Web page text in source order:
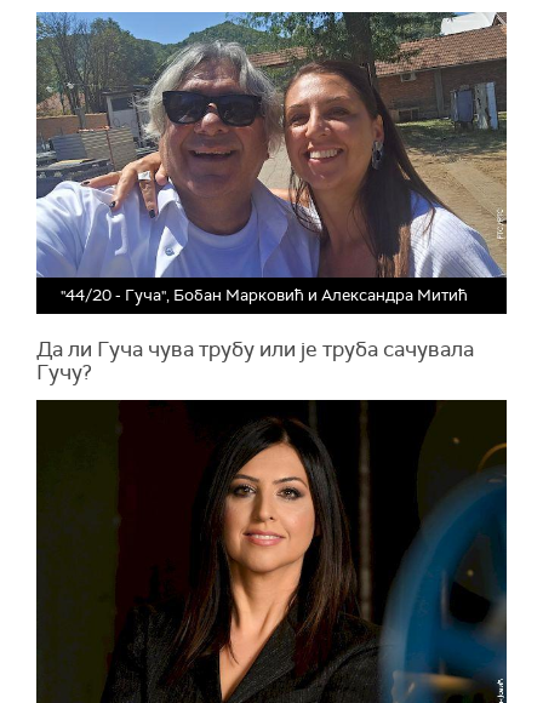
"44/20 - Гуча", Бобан Марковић и Александра Митић
Да ли Гуча чува трубу или је труба сачувала
Гучу?